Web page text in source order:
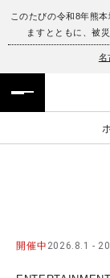
このたびの令和8年熊
ますとともに、被
名
フロアガイド
イベント・
TAX FREE
ENGLISH
日本語
開催中 2026.8.1 -